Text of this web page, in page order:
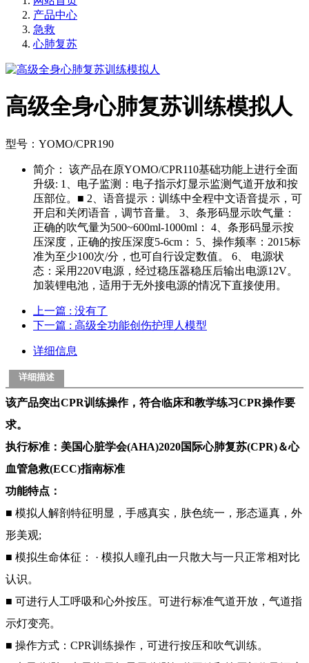
产品中心
急救
心肺复苏
高级全身心肺复苏训练模拟人
型号：YOMO/CPR190
简介：
该产品在原YOMO/CPR110基础功能上进行全面
升级: 1、电子监测：电子指示灯显示监测气道开放和按
压部位。■ 2、语音提示：训练中全程中文语音提示，可
开启和关闭语音，调节音量。 3、条形码显示吹气量：
正确的吹气量为500~600ml-1000ml： 4、条形码显示按
压深度，正确的按压深度5-6cm： 5、操作频率：2015标
准为至少100次/分，也可自行设定数值。 6、 电源状
态：采用220V电源，经过稳压器稳压后输出电源12V。
加装锂电池，适用于无外接电源的情况下直接使用。
上一篇 : 没有了
下一篇 : 高级全功能创伤护理人模型
详细信息
详细描述
该产品突出CPR训练操作，符合临床和教学练习CPR操作要
求。
执行标准：美国心脏学会(AHA)2020国际心肺复苏(CPR)＆心
血管急救(ECC)指南标准
功能特点：
■ 模拟人解剖特征明显，手感真实，肤色统一，形态逼真，外
形美观;
■ 模拟生命体征： · 模拟人瞳孔由一只散大与一只正常相对比
认识。
■ 可进行人工呼吸和心外按压。可进行标准气道开放，气道指
示灯变亮。
■ 操作方式：CPR训练操作，可进行按压和吹气训练。